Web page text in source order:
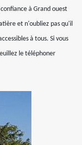
à Grand ouest
et n'oubliez pas qu'il
à tous. Si vous
le téléphoner